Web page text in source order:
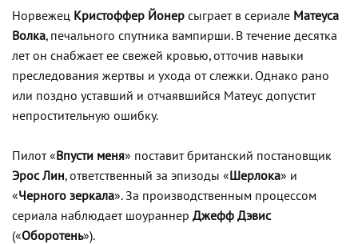
Норвежец Кристоффер Йонер сыграет в сериале Матеуса
Волка, печального спутника вампирши. В течение десятка
лет он снабжает ее свежей кровью, отточив навыки
преследования жертвы и ухода от слежки. Однако рано
или поздно уставший и отчаявшийся Матеус допустит
непростительную ошибку.
Пилот «Впусти меня» поставит британский постановщик
Эрос Лин, ответственный за эпизоды «Шерлока» и
«Черного зеркала». За производственным процессом
сериала наблюдает шоураннер Джефф Дэвис
(«Оборотень»).